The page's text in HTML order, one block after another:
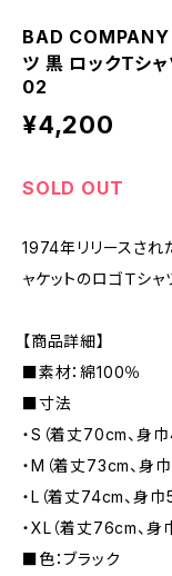
BAD
ツ 黒 ロックTシ
02
¥4,200
SOLD OUT
1974年リリースされ
ャケットのロゴＴシャ
【商品詳細】
■素材：綿100％
■寸法
・S（着丈70cm、身
・M（着丈73cm、身巾
・L（着丈74cm、身巾
・XL（着丈76cm、身
■色：ブラック